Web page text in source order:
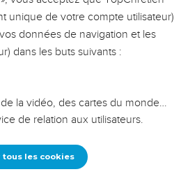
voit
unique de votre compte utilisateur)
données de navigation et les
dans les buts suivants :
la vidéo, des cartes du monde…
de relation aux utilisateurs.
tous les cookies